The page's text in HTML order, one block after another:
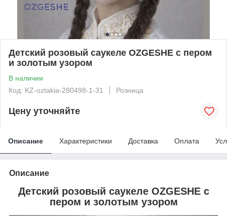
Детский розовый саукеле OZGESHE с пером
и золотым узором
В наличии
Код: KZ-oztakia-280498-1-31
Розница
Цену уточняйте
Описание Характеристики Доставка Оплата
Описание
Детский розовый саукеле OZGESHE с
пером и золотым узором